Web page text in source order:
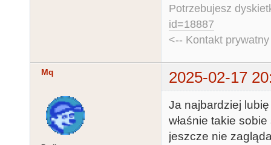
Potrzebujesz
id=18887
<-- Kontakt
Mq 2025-02-17
Ja najbardziej
właśnie takie
jeszcze nie